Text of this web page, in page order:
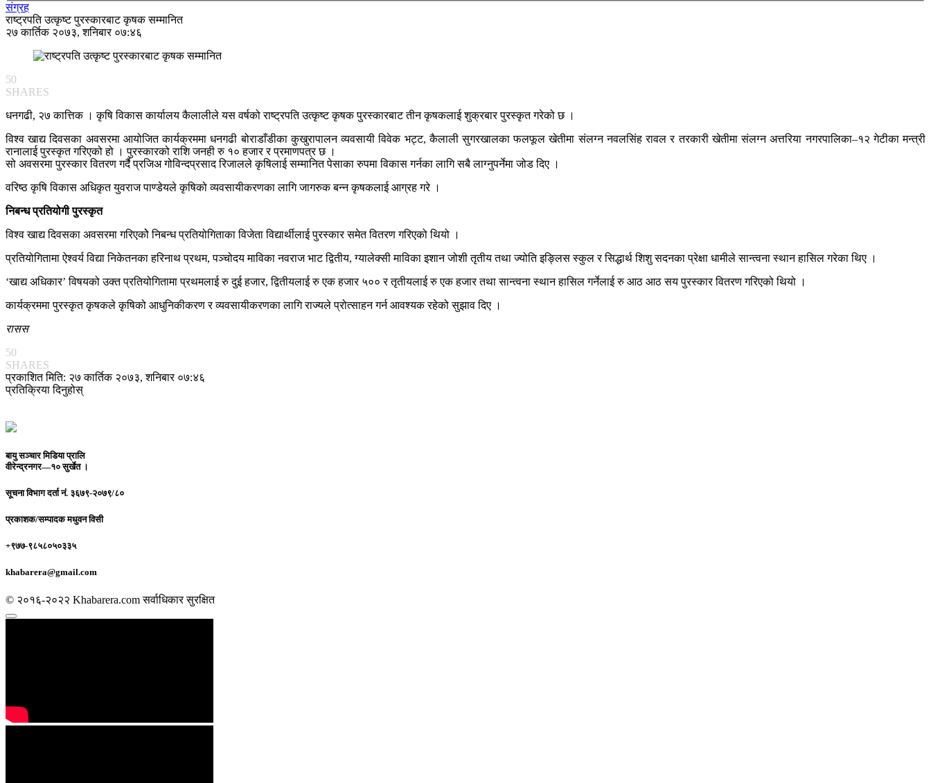
संग्रह
राष्ट्रपति उत्कृष्ट पुरस्कारबाट कृषक सम्मानित
२७ कार्तिक २०७३, शनिबार ०७:४६
50
SHARES
धनगढी, २७ कात्तिक । कृषि विकास कार्यालय कैलालीले यस वर्षको राष्ट्रपति उत्कृष्ट कृषक पुरस्कारबाट तीन कृषकलाई शुक्रबार पुरस्कृत गरेको छ ।
विश्व खाद्य दिवसका अवसरमा आयोजित कार्यक्रममा धनगढी बोराडाँडीका कुखुरापालन व्यवसायी विवेक भट्ट, कैलाली सुगरखालका फलफूल खेतीमा संलग्न नवलसिंह रावल र तरकारी खेतीमा संलग्न अत्तरिया नगरपालिका–१२ गेटीका मन्त्री
रानालाई पुरस्कृत गरिएको हो । पुरस्कारको राशि जनही रु १० हजार र प्रमाणपत्र छ ।
सो अवसरमा पुरस्कार वितरण गर्दै प्रजिअ गोविन्दप्रसाद रिजालले कृषिलाई सम्मानित पेसाका रुपमा विकास गर्नका लागि सबै लाग्नुपर्नेमा जोड दिए ।
वरिष्ठ कृषि विकास अधिकृत युवराज पाण्डेयले कृषिको व्यवसायीकरणका लागि जागरुक बन्न कृषकलाई आग्रह गरे ।
निबन्ध प्रतियोगी पुरस्कृत
विश्व खाद्य दिवसका अवसरमा गरिएकोे निबन्ध प्रतियोगिताका विजेता विद्यार्थीलाई पुरस्कार समेत वितरण गरिएको थियो ।
प्रतियोगितामा ऐश्वर्य विद्या निकेतनका हरिनाथ प्रथम, पञ्चोदय माविका नवराज भाट द्वितीय, ग्यालेक्सी माविका इशान जोशी तृतीय तथा ज्योति इङ्लिस स्कुल र सिद्धार्थ शिशु सदनका प्रेक्षा धामीले सान्त्वना स्थान हासिल गरेका थिए ।
‘खाद्य अधिकार’ विषयको उक्त प्रतियोगितामा प्रथमलाई रु दुई हजार, द्वितीयलाई रु एक हजार ५०० र तृतीयलाई रु एक हजार तथा सान्त्वना स्थान हासिल गर्नेलाई रु आठ आठ सय पुरस्कार वितरण गरिएको थियो ।
कार्यक्रममा पुरस्कृत कृषकले कृषिको आधुनिकीकरण र व्यवसायीकरणका लागि राज्यले प्रोत्साहन गर्न आवश्यक रहेको सुझाव दिए ।
रासस
50
SHARES
प्रकाशित मिति: २७ कार्तिक २०७३, शनिबार ०७:४६
प्रतिक्रिया दिनुहोस्
बायु सञ्चार मिडिया प्रालि
वीरेन्द्रनगर—१० सुर्खेत ।
सूचना विभाग दर्ता नं. ३६७९-२०७९/८०
प्रकाशक/सम्पादकमधुवन विसी
+९७७-९८५८०५०३३५
khabarera@gmail.com
© २०१६-२०२२ Khabarera.com सर्वाधिकार सुरक्षित